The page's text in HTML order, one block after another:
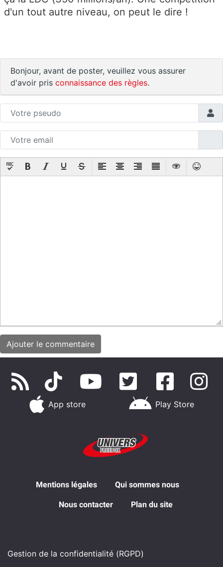
d'un tout autre niveau, on peut le dire !
Bonjour, avant de poster, veuillez vous assurer
d'avoir pris connaissance des règles.
App store Play Store
Mentions légales Qui sommes nous
Nous contacter Plan du site
Gestion de la confidentialité (RGPD)